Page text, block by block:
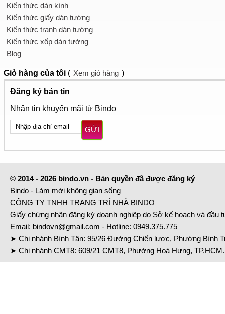
Kiến thức dán kính
Kiến thức giấy dán tường
Kiến thức tranh dán tường
Kiến thức xốp dán tường
Blog
Giỏ hàng của tôi ( Xem giỏ hàng )
Đăng ký bản tin
Nhận tin khuyến mãi từ Bindo
GỬI
© 2014 - 2026 bindo.vn - Bản quyền đã được đăng ký
Bindo - Làm mới không gian sống
CÔNG TY TNHH TRANG TRÍ NHÀ BINDO
Giấy chứng nhận đăng ký doanh nghiệp do Sở kế hoạch và đầu
Email: bindovn@gmail.com - Hotline: 0949.375.775
➤ Chi nhánh Bình Tân: 95/26 Đường Chiến lược, Phường Bình
➤ Chi nhánh CMT8: 609/21 CMT8, Phường Hoà Hưng,